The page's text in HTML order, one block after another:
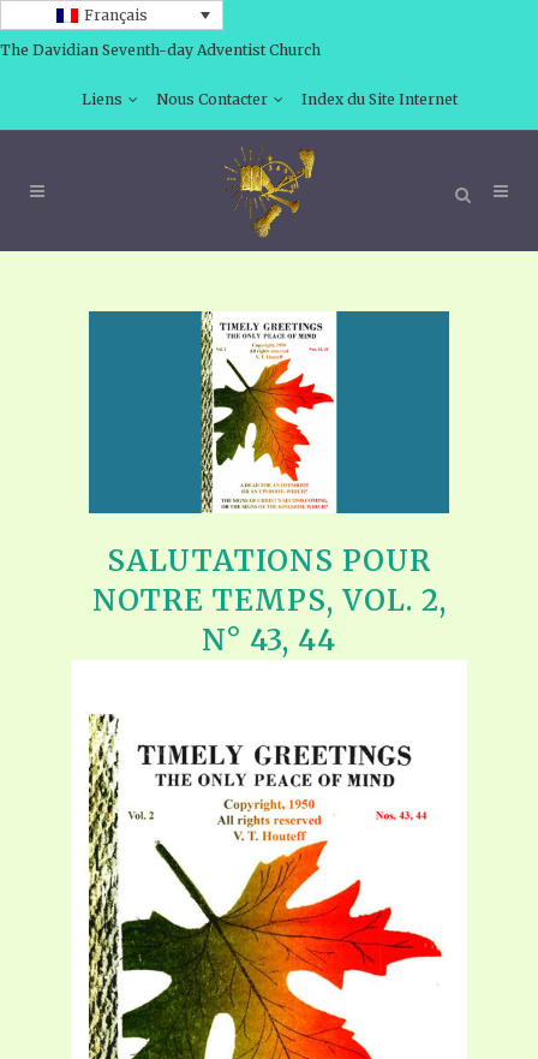
Français
The Davidian Seventh-day Adventist Church
Liens Nous Contacter Index du Site Internet
SALUTATIONS POUR
NOTRE TEMPS, VOL. 2,
N° 43, 44